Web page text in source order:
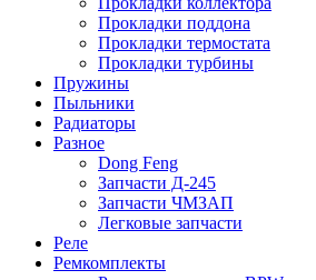
Прокладки поддона
Прокладки термостата
Прокладки турбины
Пружины
Пыльники
Радиаторы
Разное
Dong Feng
Запчасти Д-245
Запчасти ЧМЗАП
Легковые запчасти
Реле
Ремкомплекты